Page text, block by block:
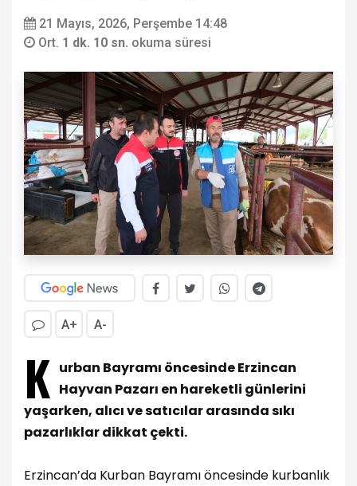
21 Mayıs, 2026, Perşembe 14:48
Ort. 1 dk. 10 sn. okuma süresi
A+ A-
K urban Bayramı öncesinde Erzincan
Hayvan Pazarı en hareketli günlerini
yaşarken, alıcı ve satıcılar arasında sıkı
pazarlıklar dikkat çekti.
Erzincan’da Kurban Bayramı öncesinde kurbanlık